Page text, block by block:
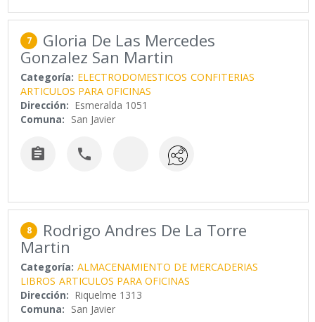
7 Gloria De Las Mercedes
Gonzalez San Martin
Categoría: ELECTRODOMESTICOS CONFITERIAS
ARTICULOS PARA OFICINAS
Dirección: Esmeralda 1051
Comuna: San Javier
 
8 Rodrigo Andres De La Torre
Martin
Categoría: ALMACENAMIENTO DE MERCADERIAS
LIBROS ARTICULOS PARA OFICINAS
Dirección: Riquelme 1313
Comuna: San Javier